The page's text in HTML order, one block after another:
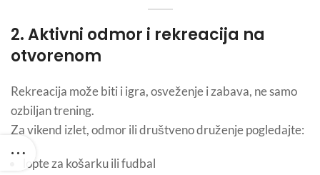
2. Aktivni odmor i rekreacija na
otvorenom
Rekreacija može biti i igra, osveženje i zabava, ne samo
ozbiljan trening.
Za vikend izlet, odmor ili društveno druženje pogledajte:
lopte za košarku ili fudbal